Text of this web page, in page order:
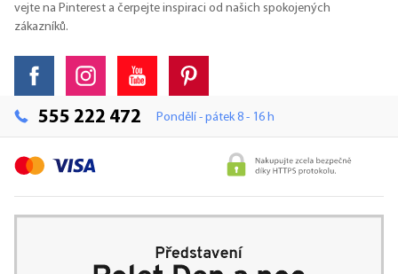
vejte na Pinterest a čerpejte inspiraci od našich spokojených
zákazníků.
555 222 472 Pondělí - pátek 8 - 16 h